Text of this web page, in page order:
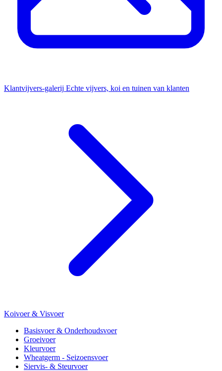
Klantvijvers-galerij Echte vijvers, koi en tuinen van klanten
Koivoer & Visvoer
Basisvoer & Onderhoudsvoer
Groeivoer
Kleurvoer
Wheatgerm - Seizoensvoer
Siervis- & Steurvoer